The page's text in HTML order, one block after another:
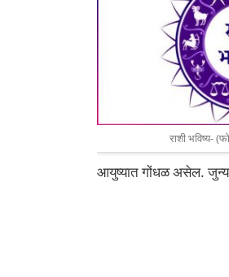
राशी भविष्य-
आयुष्यात गोंधळ असेल. जुन्या